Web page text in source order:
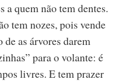
a quem não tem dentes.
tem nozes, pois vende
de as árvores darem
para o volante: é
livres. E tem prazer